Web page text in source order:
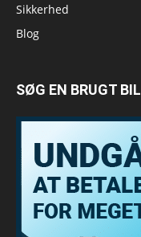
Sikkerhed
Blog
SØG EN BRUGT BIL